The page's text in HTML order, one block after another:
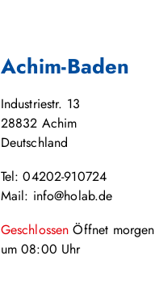
Achim-Baden
Industriestr. 13
28832 Achim
Deutschland
Tel: 04202-910724
Mail: info@holab.de
GeschlossenÖffnet morgen
um08:00 Uhr